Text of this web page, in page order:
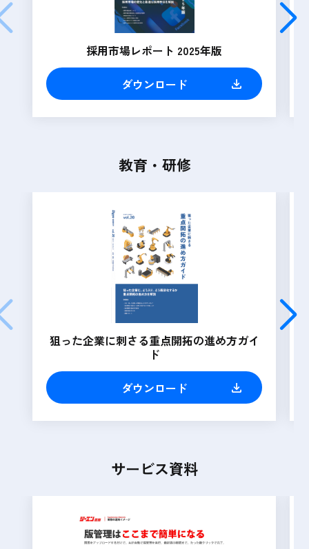
採用市場レポート 2025年版
ダウンロード
教育・研修
狙った企業に刺さる重点開拓の進め方ガイ
ド
ダウンロード
サービス資料